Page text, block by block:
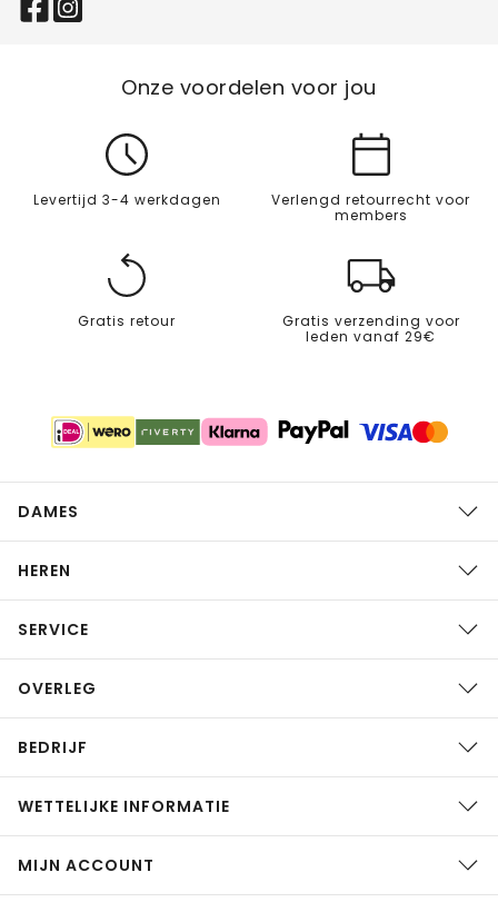
Onze voordelen voor jou
Levertijd 3-4 werkdagen
Verlengd retourrecht voor
members
Gratis retour
Gratis verzending voor
leden vanaf 29€
DAMES
HEREN
SERVICE
OVERLEG
BEDRIJF
WETTELIJKE INFORMATIE
MIJN ACCOUNT